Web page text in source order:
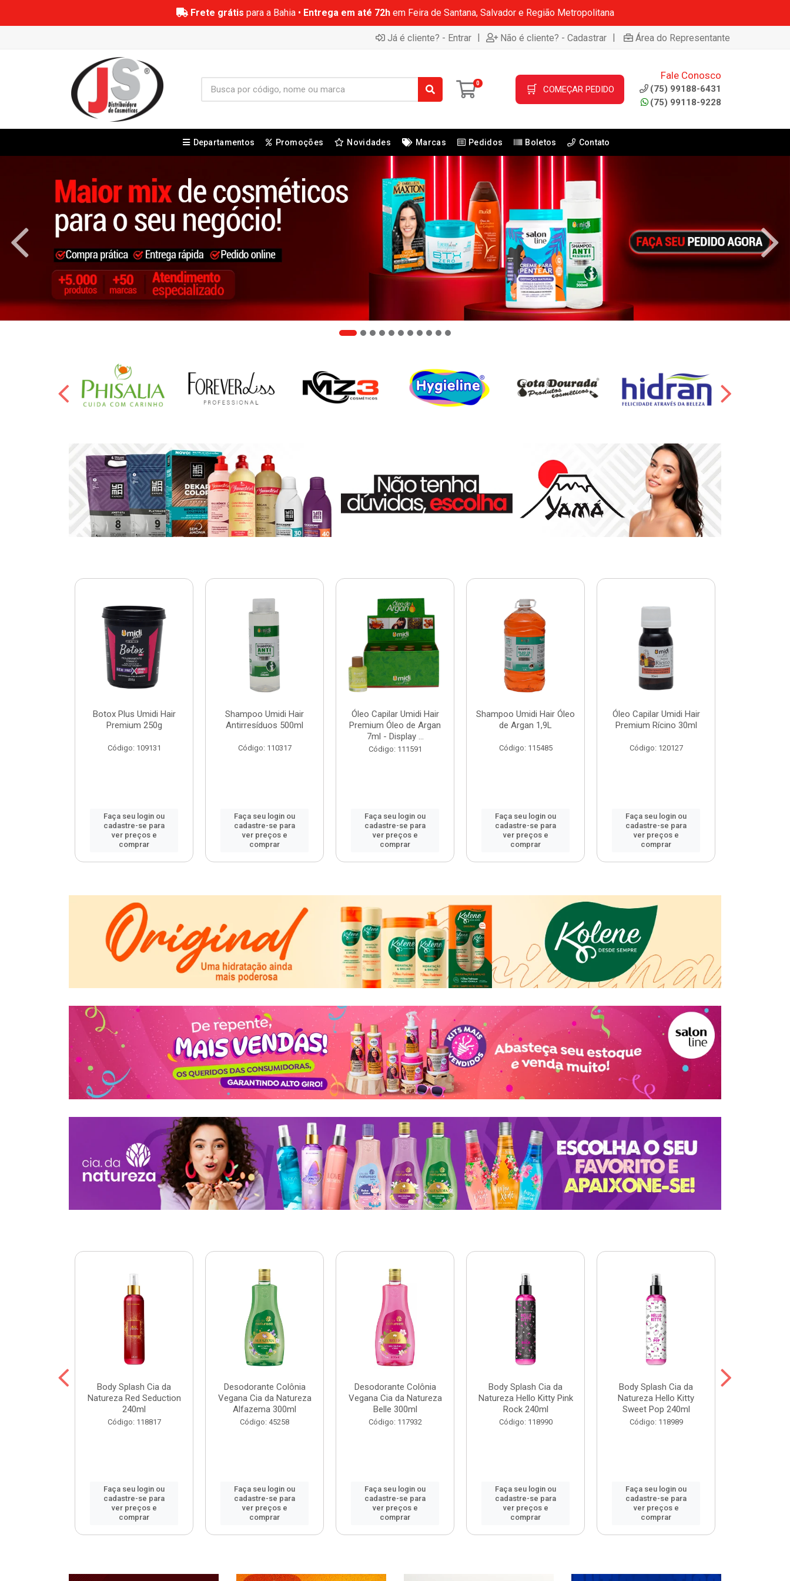
Frete grátis para a Bahia • Entrega em até 72hem Feira de Santana, Salvador e Região Metropolitana
Já é cliente? - Entrar | Não é cliente? - Cadastrar | Área do Representante
0 🛒 COMEÇAR PEDIDO
Fale Conosco
(75) 99188-6431
(75) 99118-9228
Departamentos Promoções Novidades Marcas Pedidos Boletos Contato
Botox Plus Umidi Hair
Premium 250g
Código: 109131
Faça seu login ou
cadastre-se para
ver preços e
comprar
Shampoo Umidi Hair
Antirresíduos 500ml
Código: 110317
Faça seu login ou
cadastre-se para
ver preços e
comprar
Óleo Capilar Umidi Hair
Premium Óleo de Argan
7ml - Display ...
Código: 111591
Faça seu login ou
cadastre-se para
ver preços e
comprar
Shampoo Umidi Hair Óleo
de Argan 1,9L
Código: 115485
Faça seu login ou
cadastre-se para
ver preços e
comprar
Óleo Capilar Umidi Hair
Premium Rícino 30ml
Código: 120127
Faça seu login ou
cadastre-se para
ver preços e
comprar
Body Splash Cia da
Natureza Red Seduction
240ml
Código: 118817
Faça seu login ou
cadastre-se para
ver preços e
comprar
Desodorante Colônia
Vegana Cia da Natureza
Alfazema 300ml
Código: 45258
Faça seu login ou
cadastre-se para
ver preços e
comprar
Desodorante Colônia
Vegana Cia da Natureza
Belle 300ml
Código: 117932
Faça seu login ou
cadastre-se para
ver preços e
comprar
Body Splash Cia da
Natureza Hello Kitty Pink
Rock 240ml
Código: 118990
Faça seu login ou
cadastre-se para
ver preços e
comprar
Body Splash Cia da
Natureza Hello Kitty
Sweet Pop 240ml
Código: 118989
Faça seu login ou
cadastre-se para
ver preços e
comprar